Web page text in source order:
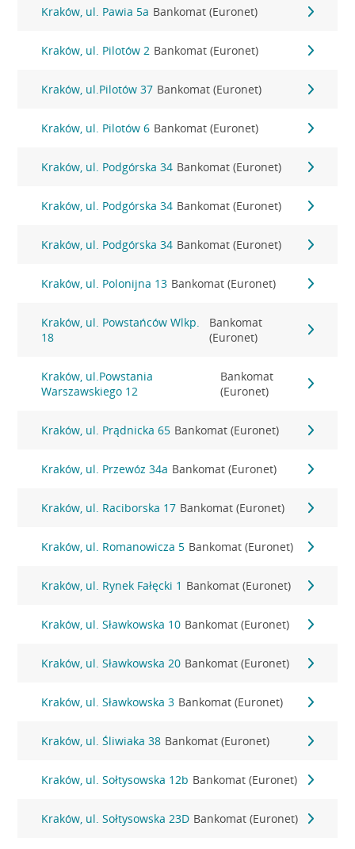
Kraków, ul. Pawia 5a Bankomat (Euronet)
Kraków, ul. Pilotów 2 Bankomat (Euronet)
Kraków, ul.Pilotów 37 Bankomat (Euronet)
Kraków, ul. Pilotów 6 Bankomat (Euronet)
Kraków, ul. Podgórska 34 Bankomat (Euronet)
Kraków, ul. Podgórska 34 Bankomat (Euronet)
Kraków, ul. Podgórska 34 Bankomat (Euronet)
Kraków, ul. Polonijna 13 Bankomat (Euronet)
Kraków, ul. Powstańców Wlkp.
18
Bankomat
(Euronet)
Kraków, ul.Powstania
Warszawskiego 12
Bankomat
(Euronet)
Kraków, ul. Prądnicka 65 Bankomat (Euronet)
Kraków, ul. Przewóz 34a Bankomat (Euronet)
Kraków, ul. Raciborska 17 Bankomat (Euronet)
Kraków, ul. Romanowicza 5 Bankomat (Euronet)
Kraków, ul. Rynek Fałęcki 1 Bankomat (Euronet)
Kraków, ul. Sławkowska 10 Bankomat (Euronet)
Kraków, ul. Sławkowska 20 Bankomat (Euronet)
Kraków, ul. Sławkowska 3 Bankomat (Euronet)
Kraków, ul. Śliwiaka 38 Bankomat (Euronet)
Kraków, ul. Sołtysowska 12b Bankomat (Euronet)
Kraków, ul. Sołtysowska 23D Bankomat (Euronet)